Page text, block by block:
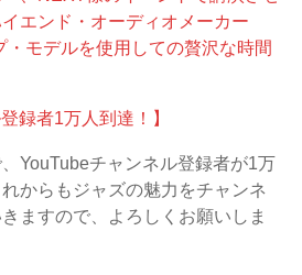
エンド・オーディオメーカー
・モデルを使用しての贅沢な時間
録者1万人到達！】
YouTubeチャンネル登録者が1万
からもジャズの魅力をチャンネ
ますので、よろしくお願いしま